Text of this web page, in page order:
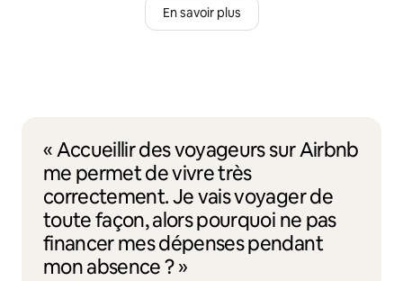
En savoir plus
« Accueillir des voyageurs sur Airbnb
me permet de vivre très
correctement. Je vais voyager de
toute façon, alors pourquoi ne pas
financer mes dépenses pendant
mon absence ? »